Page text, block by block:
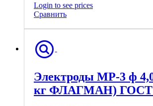
Login to see prices
Сравнить
Электроды МР-3 ф
кг ФЛАГМАН) ГОСТ